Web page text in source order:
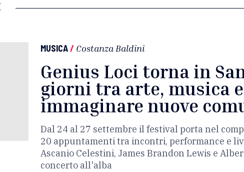
MUSICA/ Costanza Baldini
Genius Loci torna in
giorni tra arte, musica
immaginare nuove
Dal 24 al 27 settembre il festival porta nel
20 appuntamenti tra incontri, performance e
Ascanio Celestini, James Brandon Lewis e
concerto all'alba